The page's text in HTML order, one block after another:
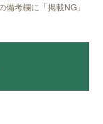
備考欄に 「掲載NG」